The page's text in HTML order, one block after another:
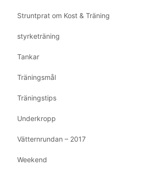
Struntprat om Kost & Träning
styrketräning
Tankar
Träningsmål
Träningstips
Underkropp
Vätternrundan – 2017
Weekend